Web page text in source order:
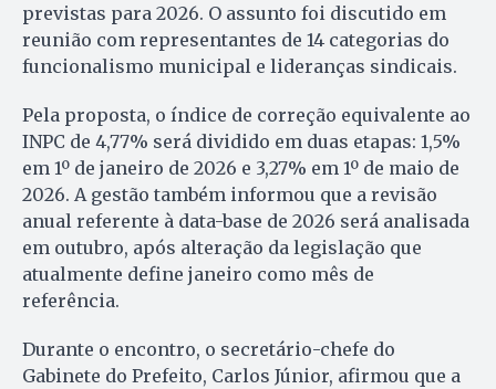
previstas para 2026. O assunto foi discutido em
reunião com representantes de 14 categorias do
funcionalismo municipal e lideranças sindicais.
Pela proposta, o índice de correção equivalente ao
INPC de 4,77% será dividido em duas etapas: 1,5%
em 1º de janeiro de 2026 e 3,27% em 1º de maio de
2026. A gestão também informou que a revisão
anual referente à data-base de 2026 será analisada
em outubro, após alteração da legislação que
atualmente define janeiro como mês de
referência.
Durante o encontro, o secretário-chefe do
Gabinete do Prefeito, Carlos Júnior, afirmou que a